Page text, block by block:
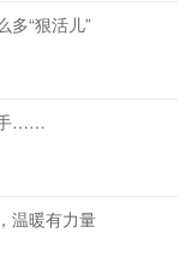
多“狠活儿”
手……
温暖有力量